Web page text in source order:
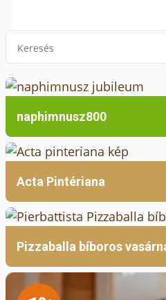
naphimnusz800
Acta Pintériana
Pizzaballa bíboros